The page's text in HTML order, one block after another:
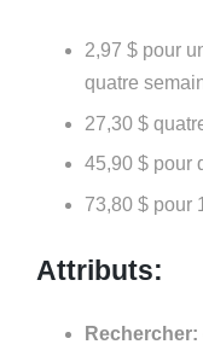
2,97 $ pour
quatre
27,30 $
45,90 $ pour
73,80 $ pour
Attributs:
Rechercher: